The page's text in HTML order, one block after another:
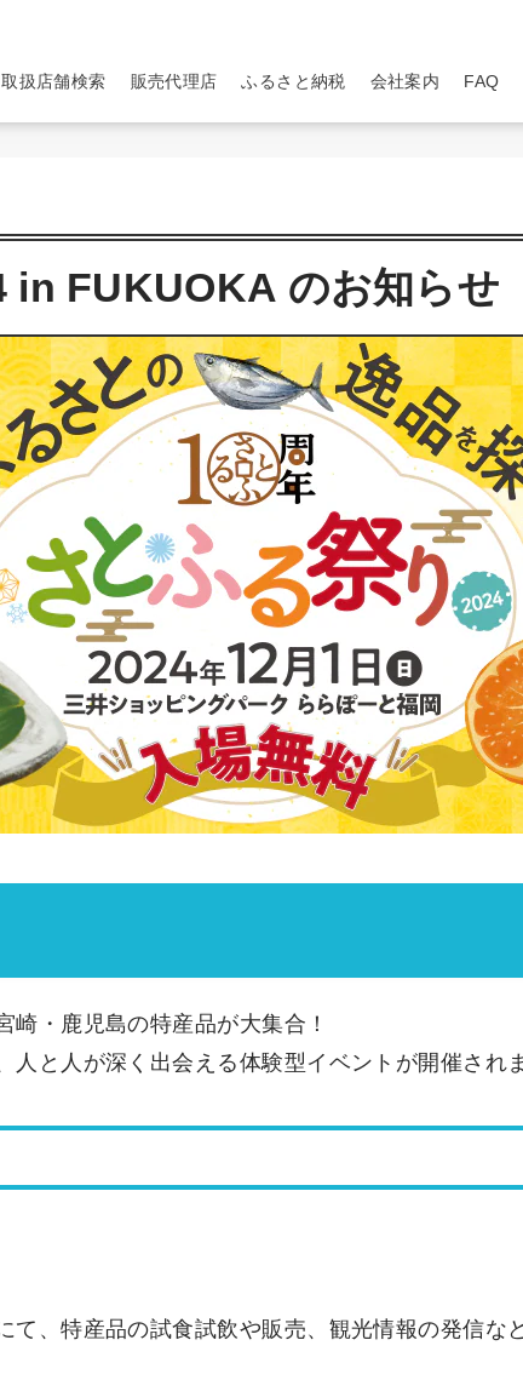
取扱店舗検索 販売代理店 ふるさと納税 会社案内 FAQ
in FUKUOKA のお知らせ
・鹿児島の特産品が大集合！
人と人が深く出会える体験型イベントが開催され
て、特産品の試食試飲や販売、観光情報の発信な